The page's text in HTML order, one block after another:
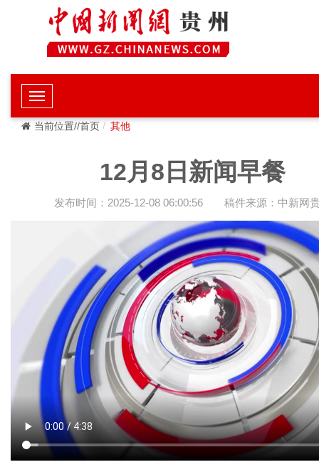
当前位置//首页 其他
12月8日新闻早餐
发布时间：2025-12-08 06:00:56 稿件来源：中新网